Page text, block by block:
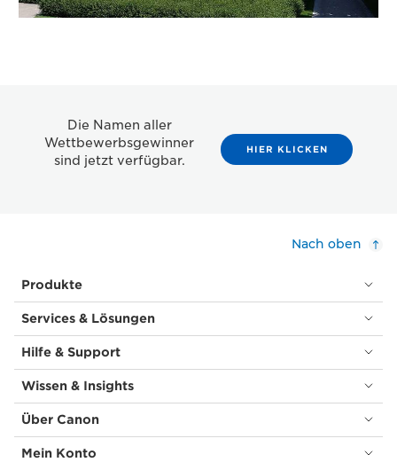
Die Namen aller
Wettbewerbsgewinner
sind jetzt verfügbar.
HIER KLICKEN
Nach oben
Produkte
Services & Lösungen
Hilfe & Support
Wissen & Insights
Über Canon
Mein Konto